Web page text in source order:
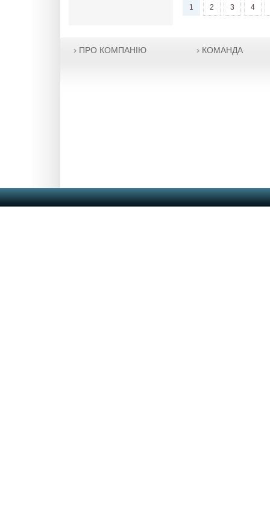
1 2 3 4
ПРО КОМПАНІЮ КОМАНДА